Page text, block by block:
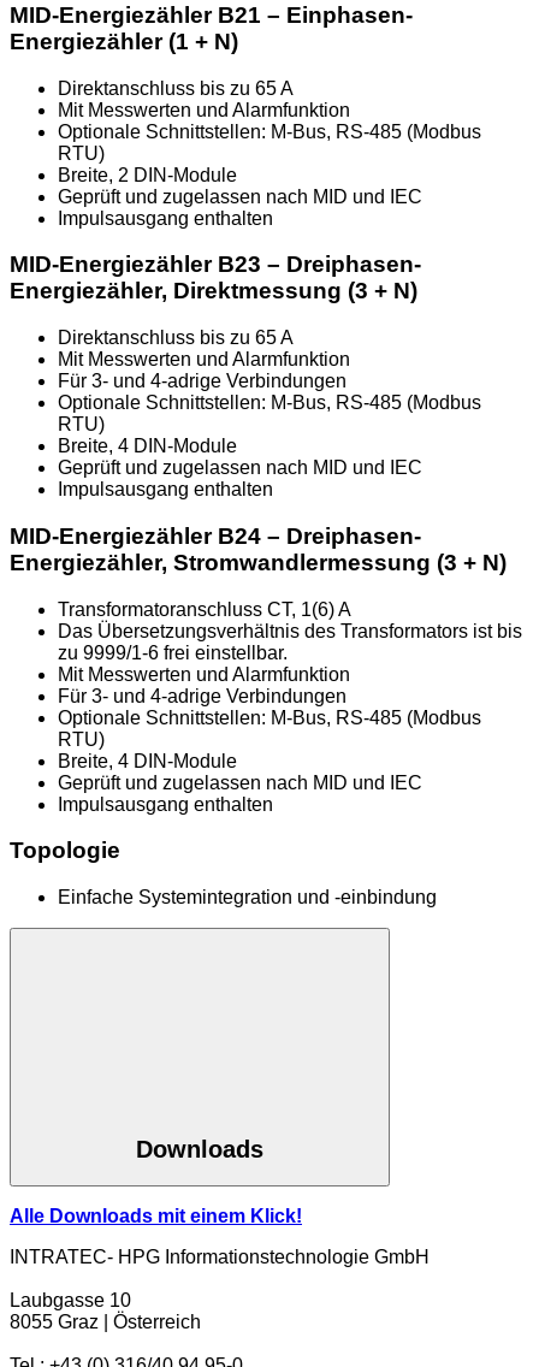
MID-Energiezähler B21 – Einphasen-
Energiezähler (1 + N)
Direktanschluss bis zu 65 A
Mit Messwerten und Alarmfunktion
Optionale Schnittstellen: M-Bus, RS-485 (Modbus
RTU)
Breite, 2 DIN-Module
Geprüft und zugelassen nach MID und IEC
Impulsausgang enthalten
MID-Energiezähler B23 – Dreiphasen-
Energiezähler, Direktmessung (3 + N)
Direktanschluss bis zu 65 A
Mit Messwerten und Alarmfunktion
Für 3- und 4-adrige Verbindungen
Optionale Schnittstellen: M-Bus, RS-485 (Modbus
RTU)
Breite, 4 DIN-Module
Geprüft und zugelassen nach MID und IEC
Impulsausgang enthalten
MID-Energiezähler B24 – Dreiphasen-
Energiezähler, Stromwandlermessung (3 + N)
Transformatoranschluss CT, 1(6) A
Das Übersetzungsverhältnis des Transformators ist bis
zu 9999/1-6 frei einstellbar.
Mit Messwerten und Alarmfunktion
Für 3- und 4-adrige Verbindungen
Optionale Schnittstellen: M-Bus, RS-485 (Modbus
RTU)
Breite, 4 DIN-Module
Geprüft und zugelassen nach MID und IEC
Impulsausgang enthalten
Topologie
Einfache Systemintegration und -einbindung
Downloads
Alle Downloads mit einem Klick!
INTRATEC- HPG Informationstechnologie GmbH
Laubgasse 10
8055 Graz | Österreich